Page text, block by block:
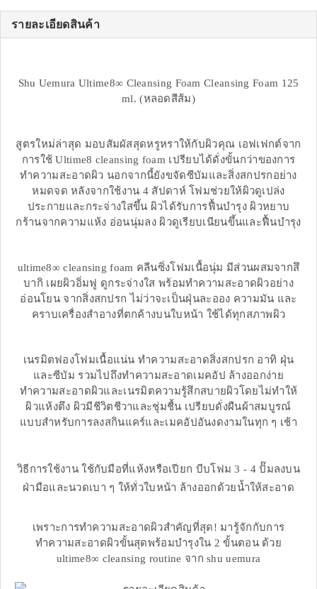
รายละเอียดสินค้า
Shu Uemura Ultime8∞ Cleansing Foam Cleansing Foam 125
ml. (หลอดสีส้ม)
สูตรใหม่ล่าสุด มอบสัมผัสสุดหรูหราให้กับผิวคุณ เอฟเฟกต์จาก
การใช้ Ultime8 cleansing foam เปรียบได้ดั่งขั้นกว่าของการ
ทำความสะอาดผิว นอกจากนี้ยังขจัดซีบัมและสิ่งสกปรกอย่าง
หมดจด หลังจากใช้งาน 4 สัปดาห์ โฟมช่วยให้ผิวดูเปล่ง
ประกายและกระจ่างใสขึ้น ผิวได้รับการฟื้นบำรุง ผิวหยาบ
กร้านจากความแห้ง อ่อนนุ่มลง ผิวดูเรียบเนียนขึ้นและฟื้นบำรุง
ultime8∞ cleansing foam คลีนซิ่งโฟมเนื้อนุ่ม มีส่วนผสมจากสึ
บากิ เผยผิวอิ่มฟู ดูกระจ่างใส พร้อมทำความสะอาดผิวอย่าง
อ่อนโยน จากสิ่งสกปรก ไม่ว่าจะเป็นฝุ่นละออง ความมัน และ
คราบเครื่องสำอางที่ตกค้างบนใบหน้า ใช้ได้ทุกสภาพผิว
เนรมิตฟองโฟมเนื้อแน่น ทำความสะอาดสิ่งสกปรก อาทิ ฝุ่น
และซีบัม รวมไปถึงทำความสะอาดเมคอัป ล้างออกง่าย
ทำความสะอาดผิวและเนรมิตความรู้สึกสบายผิวโดยไม่ทำให้
ผิวแห้งตึง ผิวมีชีวิตชีวาและชุ่มชื้น เปรียบดั่งผืนผ้าสมบูรณ์
แบบสำหรับการลงสกินแคร์และเมคอัปอันงดงามในทุก ๆ เช้า
วิธีการใช้งาน ใช้กับมือที่แห้งหรือเปียก บีบโฟม 3 - 4 ปั๊มลงบน
ฝ่ามือและนวดเบา ๆ ให้ทั่วใบหน้า ล้างออกด้วยน้ำให้สะอาด
เพราะการทำความสะอาดผิวสำคัญที่สุด! มารู้จักกับการ
ทำความสะอาดผิวขั้นสุดพร้อมบำรุงใน 2 ขั้นตอน ด้วย
ultime8∞ cleansing routine จาก shu uemura